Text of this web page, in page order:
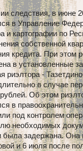
следствия, в июне
в Управление
и картографии по
собственной
кредита. При этом
в установленные
риэлтора -
в случае
Об этом
в
под контролем
необходимых
задержана. Она
и 6 июля после